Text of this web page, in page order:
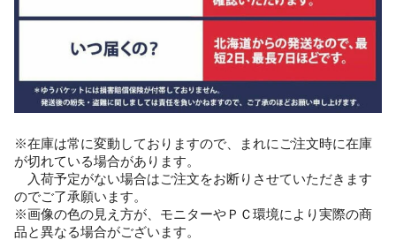
※在庫は常に変動しておりますので、まれにご注文時に在庫
が切れている場合があります。
入荷予定がない場合はご注文をお断りさせていただきます
のでご了承願います。
※画像の色の見え方が、モニターやＰＣ環境により実際の商
品と異なる場合がございます。